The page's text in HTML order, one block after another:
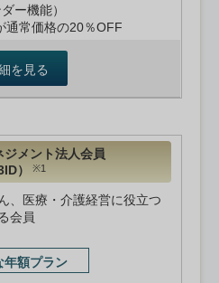
ー機能）
通常価格の20％OFF
を見る
メント法人会員
）
※1
、医療・介護経営に役立つ
会員
年額プラン